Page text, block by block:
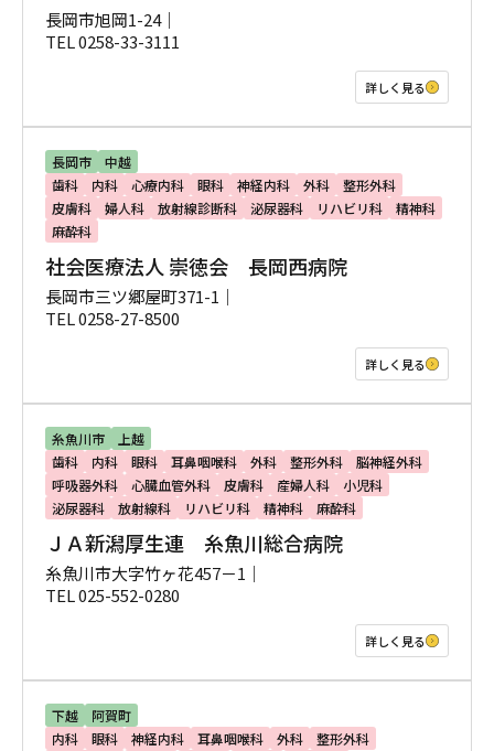
長岡市旭岡1-24｜
TEL 0258-33-3111
詳しく見る
長岡市
中越
歯科
内科 心療内科 眼科 神経内科 外科
整形外科
皮膚科
婦人科 放射線診断科 泌尿器科 リハビリ科
精神科
麻酔科
社会医療法人 崇徳会 長岡西病院
長岡市三ツ郷屋町371-1｜
TEL 0258-27-8500
詳しく見る
糸魚川市
上越
歯科
内科 眼科 耳鼻咽喉科 外科 整形外科
脳神経外科
呼吸器外科
心臓血管外科 皮膚科 産婦人科
小児科
泌尿器科
放射線科 リハビリ科 精神科 麻酔科
ＪＡ新潟厚生連 糸魚川総合病院
糸魚川市大字竹ヶ花457－1｜
TEL 025-552-0280
詳しく見る
下越
阿賀町
内科
眼科 神経内科 耳鼻咽喉科 外科
整形外科